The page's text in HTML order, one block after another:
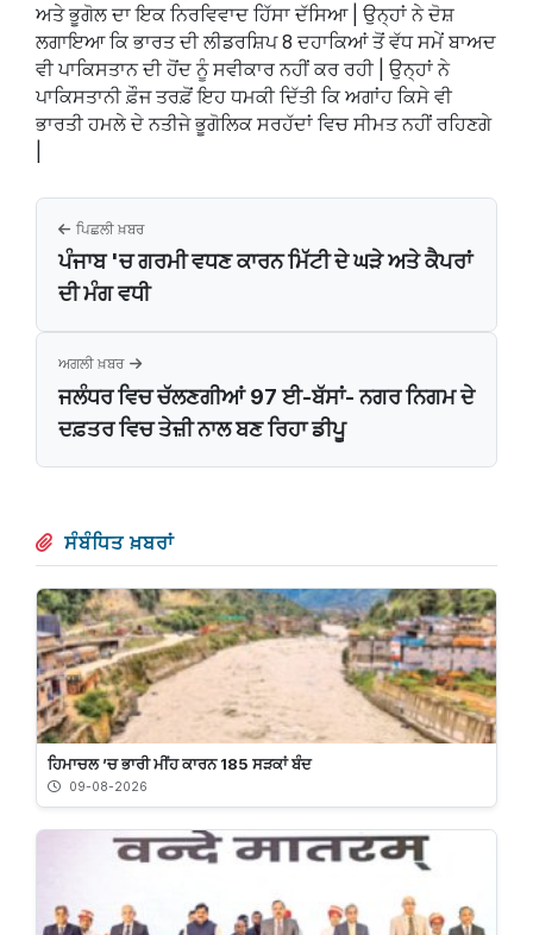
ਅਤੇ ਭੂਗੋਲ ਦਾ ਇਕ ਨਿਰਵਿਵਾਦ ਹਿੱਸਾ ਦੱਸਿਆ | ਉਨ੍ਹਾਂ ਨੇ ਦੋਸ਼
ਲਗਾਇਆ ਕਿ ਭਾਰਤ ਦੀ ਲੀਡਰਸ਼ਿਪ 8 ਦਹਾਕਿਆਂ ਤੋਂ ਵੱਧ ਸਮੇਂ ਬਾਅਦ
ਵੀ ਪਾਕਿਸਤਾਨ ਦੀ ਹੋਂਦ ਨੂੰ ਸਵੀਕਾਰ ਨਹੀਂ ਕਰ ਰਹੀ | ਉਨ੍ਹਾਂ ਨੇ
ਪਾਕਿਸਤਾਨੀ ਫ਼ੌਜ ਤਰਫ਼ੋਂ ਇਹ ਧਮਕੀ ਦਿੱਤੀ ਕਿ ਅਗਾਂਹ ਕਿਸੇ ਵੀ
ਭਾਰਤੀ ਹਮਲੇ ਦੇ ਨਤੀਜੇ ਭੂਗੋਲਿਕ ਸਰਹੱਦਾਂ ਵਿਚ ਸੀਮਤ ਨਹੀਂ ਰਹਿਣਗੇ
ਪਿਛਲੀ ਖ਼ਬਰ
ਪੰਜਾਬ 'ਚ ਗਰਮੀ ਵਧਣ ਕਾਰਨ ਮਿੱਟੀ ਦੇ ਘੜੇ ਅਤੇ ਕੈਪਰਾਂ
ਦੀ ਮੰਗ ਵਧੀ
ਅਗਲੀ ਖ਼ਬਰ
ਜਲੰਧਰ ਵਿਚ ਚੱਲਣਗੀਆਂ 97 ਈ-ਬੱਸਾਂ- ਨਗਰ ਨਿਗਮ ਦੇ
ਦਫ਼ਤਰ ਵਿਚ ਤੇਜ਼ੀ ਨਾਲ ਬਣ ਰਿਹਾ ਡੀਪੂ
ਸੰਬੰਧਿਤ ਖ਼ਬਰਾਂ
ਹਿਮਾਚਲ ’ਚ ਭਾਰੀ ਮੀਂਹ ਕਾਰਨ 185 ਸੜਕਾਂ ਬੰਦ
09-08-2026